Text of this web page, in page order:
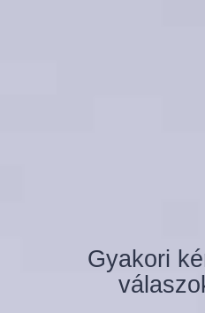
Gyakori